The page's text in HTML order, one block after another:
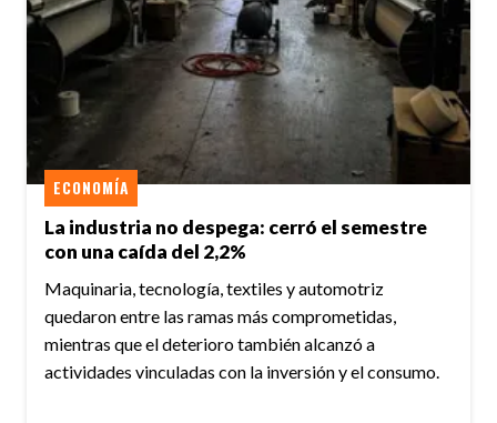
La industria no despega: cerró el semestre
con una caída del 2,2%
ECONOMÍA
Maquinaria, tecnología, textiles y automotriz
quedaron entre las ramas más comprometidas,
mientras que el deterioro también alcanzó a
actividades vinculadas con la inversión y el consumo.